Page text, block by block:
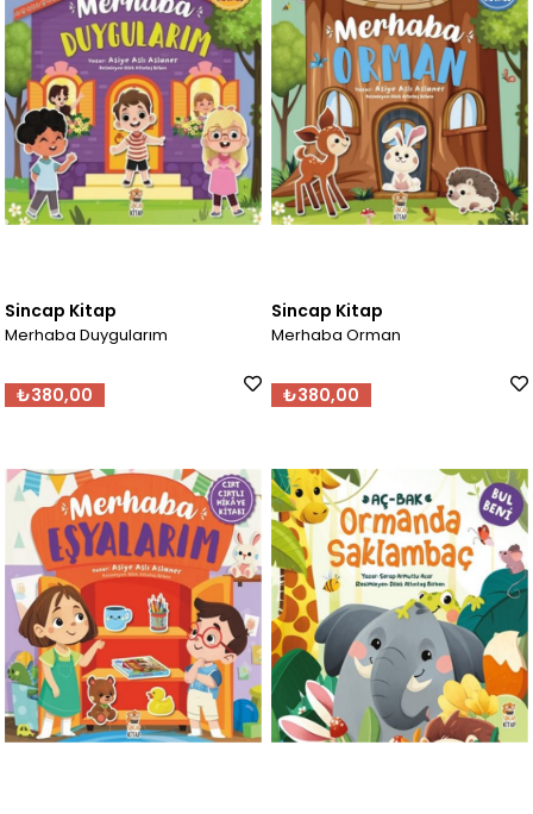
Sincap Kitap
Merhaba Duygularım
₺380,00
Sincap Kitap
Merhaba Orman
₺380,00